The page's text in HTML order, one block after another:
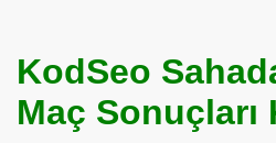
KodSeo
Maç Sonuçları